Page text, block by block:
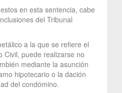
en esta sentencia, cabe
del Tribunal
a la que se refiere el
Civil, puede realizarse no
mediante la asunción
hipotecario o la dación
del condómino.